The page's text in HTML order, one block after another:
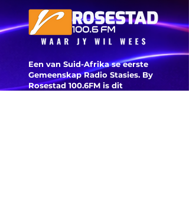
VS verwag
Een van Suid-Afrika se eerste
Gemeenskap Radio Stasies. By
Rosestad 100.6FM is dit